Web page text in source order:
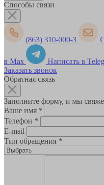
Способы связи
(863) 310-000-3
в Max
Написать в
Заказать звонок
Обратная связь
Заполните форму, и мы
Ваше имя *
Телефон *
E-mail
Тип обращения *